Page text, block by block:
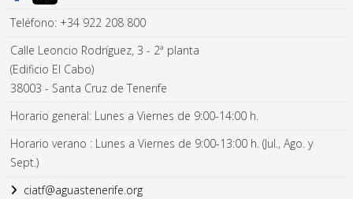
Teléfono: +34 922 208 800
Calle Leoncio Rodríguez, 3 - 2ª planta
(Edificio El Cabo)
38003 - Santa Cruz de Tenerife
Horario general: Lunes a Viernes de 9:00-14:00 h.
Horario verano : Lunes a Viernes de 9:00-13:00 h. (Jul., Ago. y
Sept.)
ciatf@aguastenerife.org